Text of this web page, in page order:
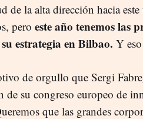
de la alta dirección hacia
pero este año tenemos las
estrategia en Bilbao. Y
de orgullo que Sergi
de su congreso europeo de
que las grandes